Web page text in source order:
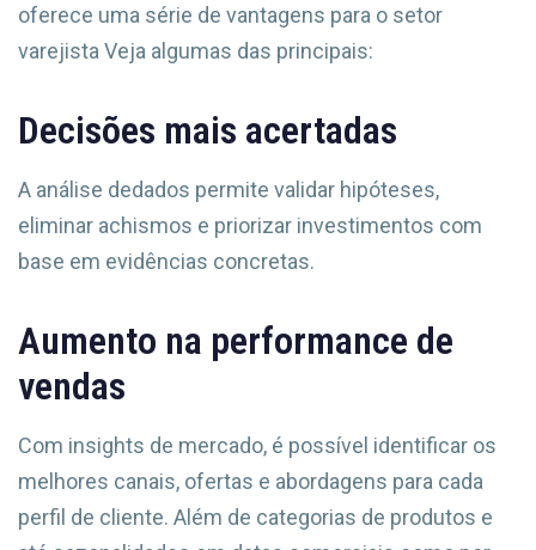
oferece uma série de vantagens para o setor
varejista Veja algumas das principais:
Decisões mais acertadas
A análise dedados permite validar hipóteses,
eliminar achismos e priorizar investimentos com
base em evidências concretas.
Aumento na performance de
vendas
Com insights de mercado, é possível identificar os
melhores canais, ofertas e abordagens para cada
perfil de cliente. Além de categorias de produtos e